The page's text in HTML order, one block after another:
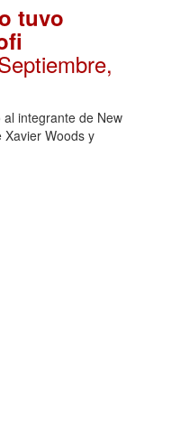
tuvo
integrante de New
Xavier Woods y